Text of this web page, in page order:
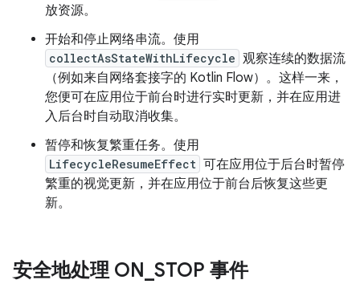
放资源。
开始和停止网络串流。使用
collectAsStateWithLifecycle 观察连续的数据流
（例如来自网络套接字的 Kotlin Flow）。这样一来，
您便可在应用位于前台时进行实时更新，并在应用进
入后台时自动取消收集。
暂停和恢复繁重任务。使用
LifecycleResumeEffect 可在应用位于后台时暂停
繁重的视觉更新，并在应用位于前台后恢复这些更
新。
安全地处理 ON STOP 事件